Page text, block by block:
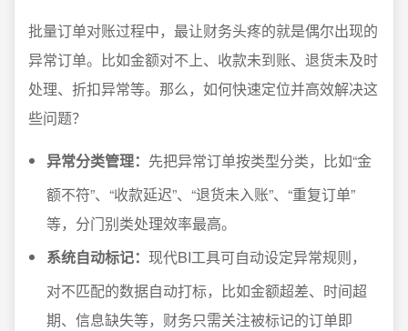
批量订单对账过程中，最让财务头疼的就是偶尔出现的
异常订单。比如金额对不上、收款未到账、退货未及时
处理、折扣异常等。那么，如何快速定位并高效解决这
些问题？
异常分类管理： 先把异常订单按类型分类，比如“金
额不符”、“收款延迟”、“退货未入账”、“重复订单”
等，分门别类处理效率最高。
系统自动标记： 现代BI工具可自动设定异常规则，
对不匹配的数据自动打标，比如金额超差、时间超
期、信息缺失等，财务只需关注被标记的订单即